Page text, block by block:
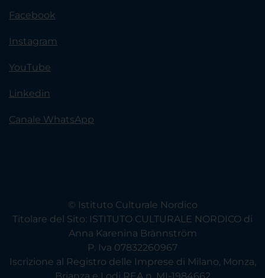
Facebook
Instagram
YouTube
Linkedin
Canale WhatsApp
© Istituto Culturale Nordico
Titolare del Sito: ISTITUTO CULTURALE NORDICO di
Anna Karenina Brännström
P. Iva 07832260967
Iscrizione al Registro delle Imprese di Milano, Monza,